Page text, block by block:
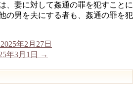
、妻に対して姦通の罪を犯すことに
の男を夫にする者も、姦通の罪を犯
年2月27日
年3月1日
→